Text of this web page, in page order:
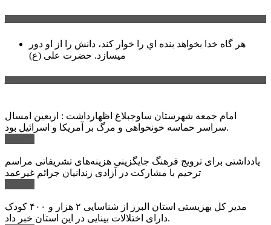
هر گاه خدا بخواهد بنده اي را خوار كند، دانش را از او دور
میسازد. حضرت علی (ع)
امام جمعه شهرستان ساوجبلاغ اظهارداشت : اربعین امسال
سراسر حماسه خونخواهی و مرگ بر آمریکا و اسرائیل بود.
یادداشتی برای ترویج فرهنگ جایگزینی هزینه‌های تشریفاتی مراسم
ترحیم با مشارکت در آزادی زندانیان جرائم غیرعمد
مدیر کل بهزیستی استان البرز از شناسایی ۲ هزار و ۴۰۰ کودک
دارای اختلالات بینایی در این استان خبر داد.